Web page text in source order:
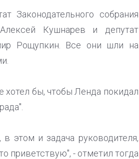
Законодательного собрания
Кушнарев и депутат
Рощупкин. Все они шли на
хотел бы, чтобы Ленда покидал
этом и задача руководителя,
приветствую", - отметил тогда